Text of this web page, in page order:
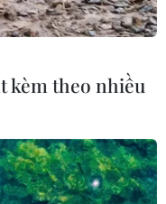
kèm theo nhiều